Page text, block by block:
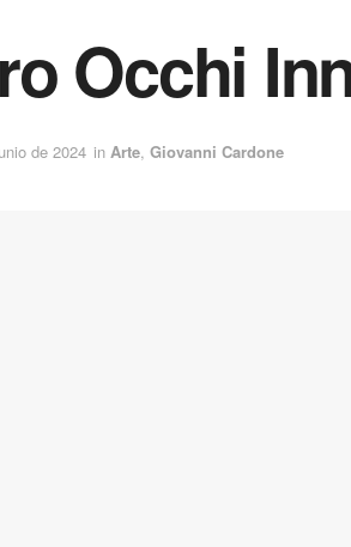
Occhi
de 2024 in Arte, Giovanni Cardone